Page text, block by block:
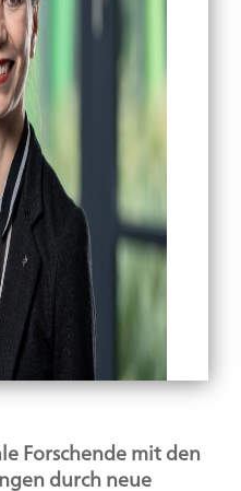
Forschende mit den
durch neue